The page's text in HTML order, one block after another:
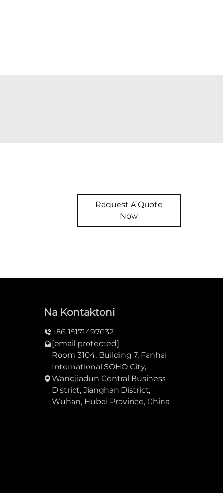
Request A Quote
Now
Na Kontaktoni
+86 15171497032
[email protected]
Room 3104, Building 7, Fanhai
International SOHO City,
Wangjiadun Central Business
District, Jianghan District,
Wuhan, Hubei Province, China